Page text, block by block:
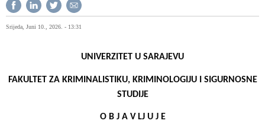
Srijeda, Juni 10., 2026. - 13:31
UNIVERZITET U SARAJEVU
FAKULTET ZA KRIMINALISTIKU, KRIMINOLOGIJU I SIGURNOSNE
STUDIJE
O B J A V LJ U J E